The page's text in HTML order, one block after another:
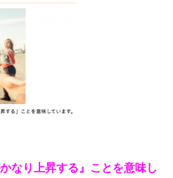
なり上昇する』ことを意味し